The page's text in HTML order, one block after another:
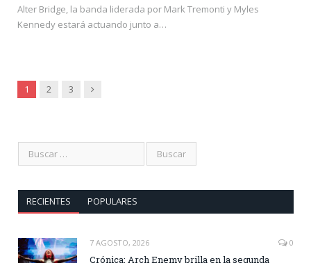
Alter Bridge, la banda liderada por Mark Tremonti y Myles
Kennedy estará actuando junto a…
1 2 3 Siguiente
RECIENTES POPULARES
7 AGOSTO, 2026 0
Crónica: Arch Enemy brilla en la segunda